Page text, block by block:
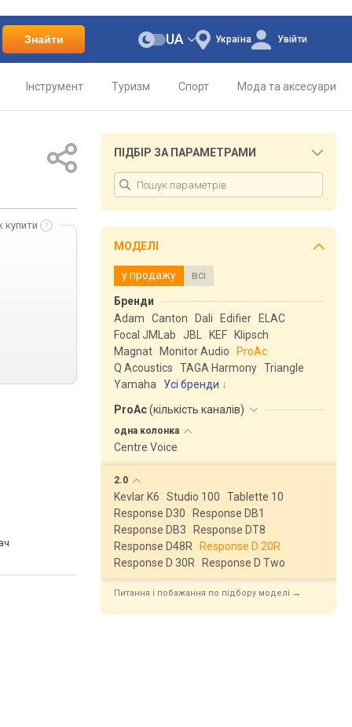
Знайти Україна
UA Увійти
Інструмент Туризм Спорт Мода та аксесуари
купити
ПІДБІР ЗА ПАРАМЕТРАМИ
МОДЕЛІ
у продажу всі
Бренди
Adam
Canton Dali Edifier
ELAC
Focal JMLab
JBL KEF
Klipsch
Magnat
Monitor Audio
ProAc
Q Acoustics
TAGA Harmony Triangle
Yamaha
Усі бренди
ProAc(кількість каналів)
одна колонка
Centre Voice
2.0
Kevlar K6 Studio 100
Tablette 10
Response D30
Response DB1
Response DB3
Response DT8
Response D48R
Response D 20R
Response D 30R
Response D Two
Питання і побажання по підбору моделі →